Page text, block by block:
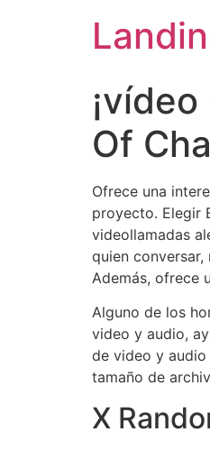
Of
Ofrece una
proyecto. Elegir
videollamadas
quien
Además, ofrece
Alguno de los
video y audio,
de video y
tamaño de
X